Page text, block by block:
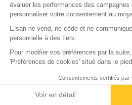
évaluer les performances des campagnes
personnaliser votre consentement au
Elsan ne vend, ne cède et ne
personnelle à des tiers.
Pour modifier vos préférences par la
'Préférences de cookies' situé dans le pied
Consentements certifiés par
Voir en détail
hyperplasiecongénitale des
hormonale rare entraînant un
troubles de la thyroïde (
hyperthyroïdie
hyperprolactinémie, excès de
bloquer l’ovulation ;
certaines tumeurs hormonales